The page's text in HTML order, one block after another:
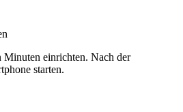
einrichten. Nach der
starten.